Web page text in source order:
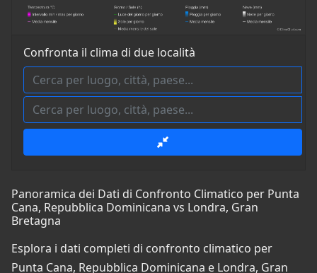
Confronta il clima di due località
Panoramica dei Dati di Confronto Climatico per Punta
Cana, Repubblica Dominicana vs Londra, Gran
Bretagna
Esplora i dati completi di confronto climatico per
Punta Cana, Repubblica Dominicana e Londra, Gran